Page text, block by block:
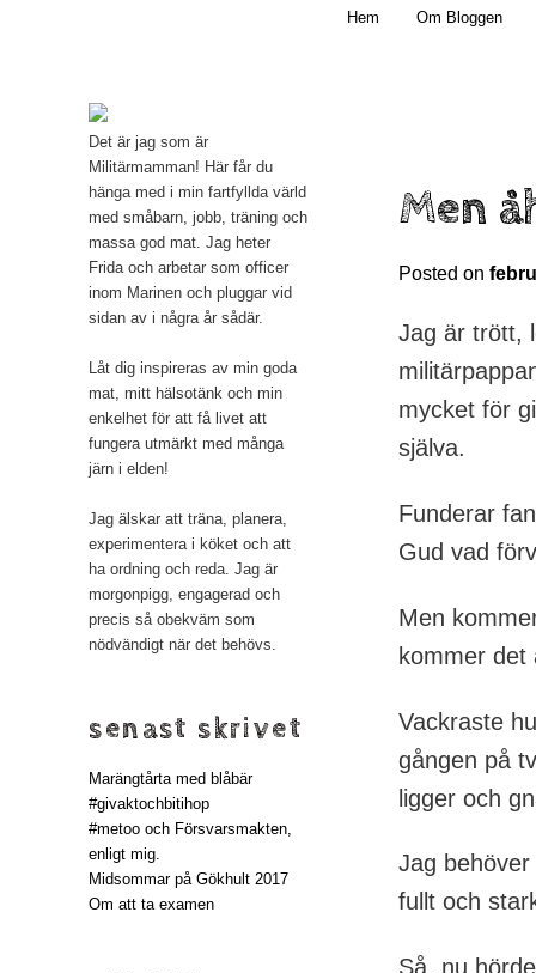
Mamma, militär och märkbart obekväm
Hem Om Bloggen
Men
Posted on
Jag är trött,
mycket för
själva.
Funderar
Gud vad
Men
kommer
Vackraste
gången på
ligger och
Jag
fullt och
Så, nu
Det är jag som är
Militärmamman! Här får du
hänga med i min fartfyllda värld
med småbarn, jobb, träning och
massa god mat. Jag heter
Frida och arbetar som officer
inom Marinen och pluggar vid
sidan av i några år sådär.
Låt dig inspireras av min goda
mat, mitt hälsotänk och min
enkelhet för att få livet att
fungera utmärkt med många
järn i elden!
Jag älskar att träna, planera,
experimentera i köket och att
ha ordning och reda. Jag är
morgonpigg, engagerad och
precis så obekväm som
nödvändigt när det behövs.
senast skrivet
Marängtårta med blåbär
#givaktochbitihop
#metoo och Försvarsmakten,
enligt mig.
Midsommar på Gökhult 2017
Om att ta examen